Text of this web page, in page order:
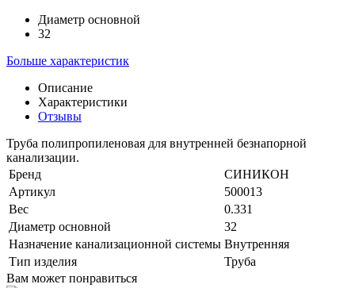
Диаметр основной
32
Больше характеристик
Описание
Характеристики
Отзывы
Труба полипропиленовая для внутренней безнапорной
канализации.
Бренд
СИНИКОН
Артикул
500013
Вес
0.331
Диаметр основной
32
Назначение канализационной системы Внутренняя
Тип изделия
Труба
Вам может понравиться